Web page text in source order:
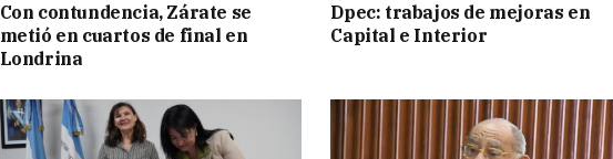
Con contundencia, Zárate se
metió en cuartos de final en
Londrina
Dpec: trabajos de mejoras en
Capital e Interior